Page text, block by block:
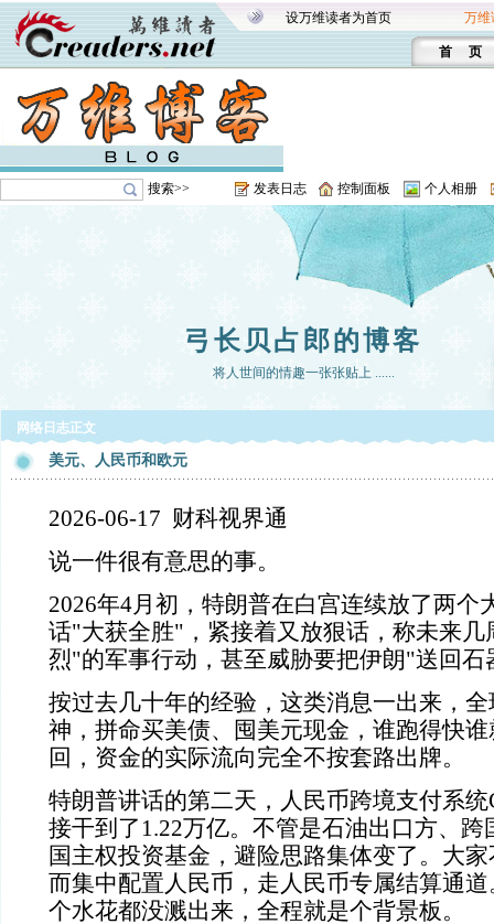
设万维读者为首页 万维
首 页
搜索>> 发表日志 控制面板 个人相册
弓长贝占郎的博客
将人世间的情趣一张张贴上 ......
网络日志正文
美元、人民币和欧元
2026-06-17 财科视界通
说一件很有意思的事。
2026年4月初，特朗普在白宫连续放了两
话"大获全胜"，紧接着又放狠话，称未来几
烈"的军事行动，甚至威胁要把伊朗"送回石
按过去几十年的经验，这类消息一出来，
神，拼命买美债、囤美元现金，谁跑得快
回，资金的实际流向完全不按套路出牌。
特朗普讲话的第二天，人民币跨境支付系统
接干到了1.22万亿。不管是石油出口方、
国主权投资基金，避险思路集体变了。大
而集中配置人民币，走人民币专属结算通
个水花都没溅出来，全程就是个背景板。